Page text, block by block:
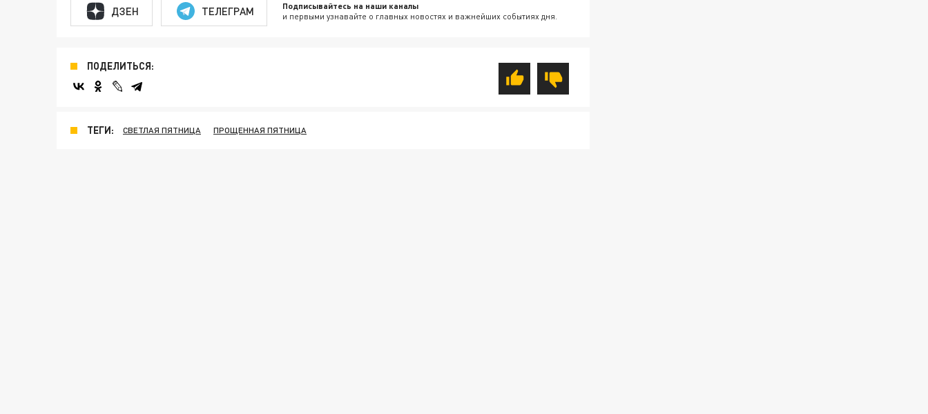
ДЗЕН ТЕЛЕГРАМ Подписывайтесь на наши каналы
и первыми узнавайте о главных новостях и важнейших событиях дня.
ПОДЕЛИТЬСЯ:
ТЕГИ: СВЕТЛАЯ ПЯТНИЦА ПРОЩЕННАЯ ПЯТНИЦА